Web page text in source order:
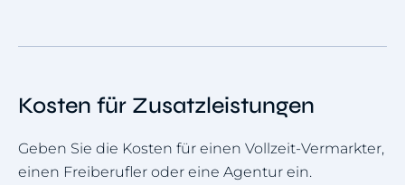
Kosten für Zusatzleistungen
Geben Sie die Kosten für einen Vollzeit-Vermarkter,
einen Freiberufler oder eine Agentur ein.